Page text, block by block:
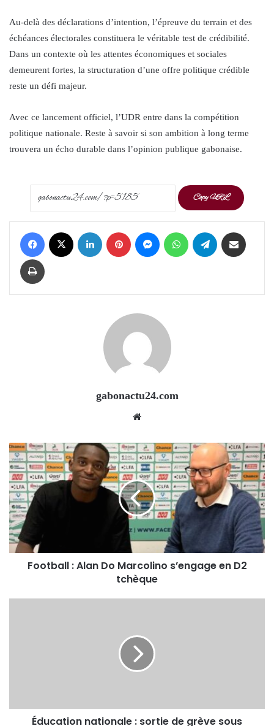
Au-delà des déclarations d’intention, l’épreuve du terrain et des
échéances électorales constituera le véritable test de crédibilité.
Dans un contexte où les attentes économiques et sociales
demeurent fortes, la structuration d’une offre politique crédible
reste un défi majeur.
Avec ce lancement officiel, l’UDR entre dans la compétition
politique nationale. Reste à savoir si son ambition à long terme
trouvera un écho durable dans l’opinion publique gabonaise.
Copy URL
Facebook LinkedIn Pinterest Messenger WhatsApp Telegram
Print
gabonactu24.com
Football : Alan Do Marcolino s’engage en D2
tchèque
Éducation nationale : sortie de grève sous